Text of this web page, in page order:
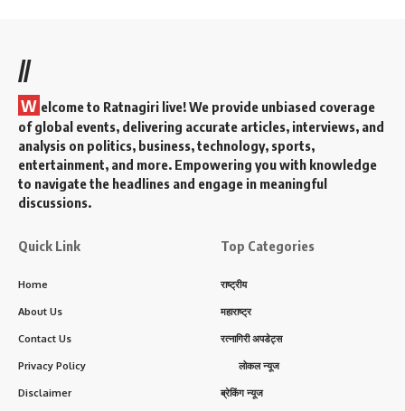
//
W elcome to Ratnagiri live! We provide unbiased coverage
of global events, delivering accurate articles, interviews, and
analysis on politics, business, technology, sports,
entertainment, and more. Empowering you with knowledge
to navigate the headlines and engage in meaningful
discussions.
Quick Link
Home
About Us
Contact Us
Privacy Policy
Disclaimer
Top Categories
राष्ट्रीय
महाराष्ट्र
रत्नागिरी अपडेट्स
लोकल न्यूज
ब्रेकिंग न्यूज